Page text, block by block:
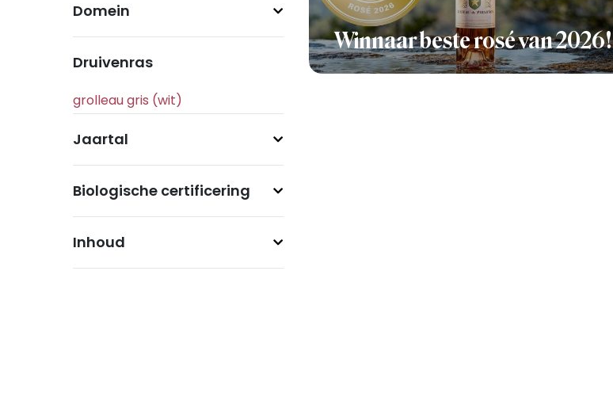
Domein
Druivenras
Jaartal
Biologische certificering
Inhoud
Winnaar beste rosé van 2026!